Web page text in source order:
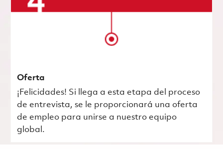
Oferta
¡Felicidades! Si llega a esta etapa del proceso
de entrevista, se le proporcionará una oferta
de empleo para unirse a nuestro equipo
global.